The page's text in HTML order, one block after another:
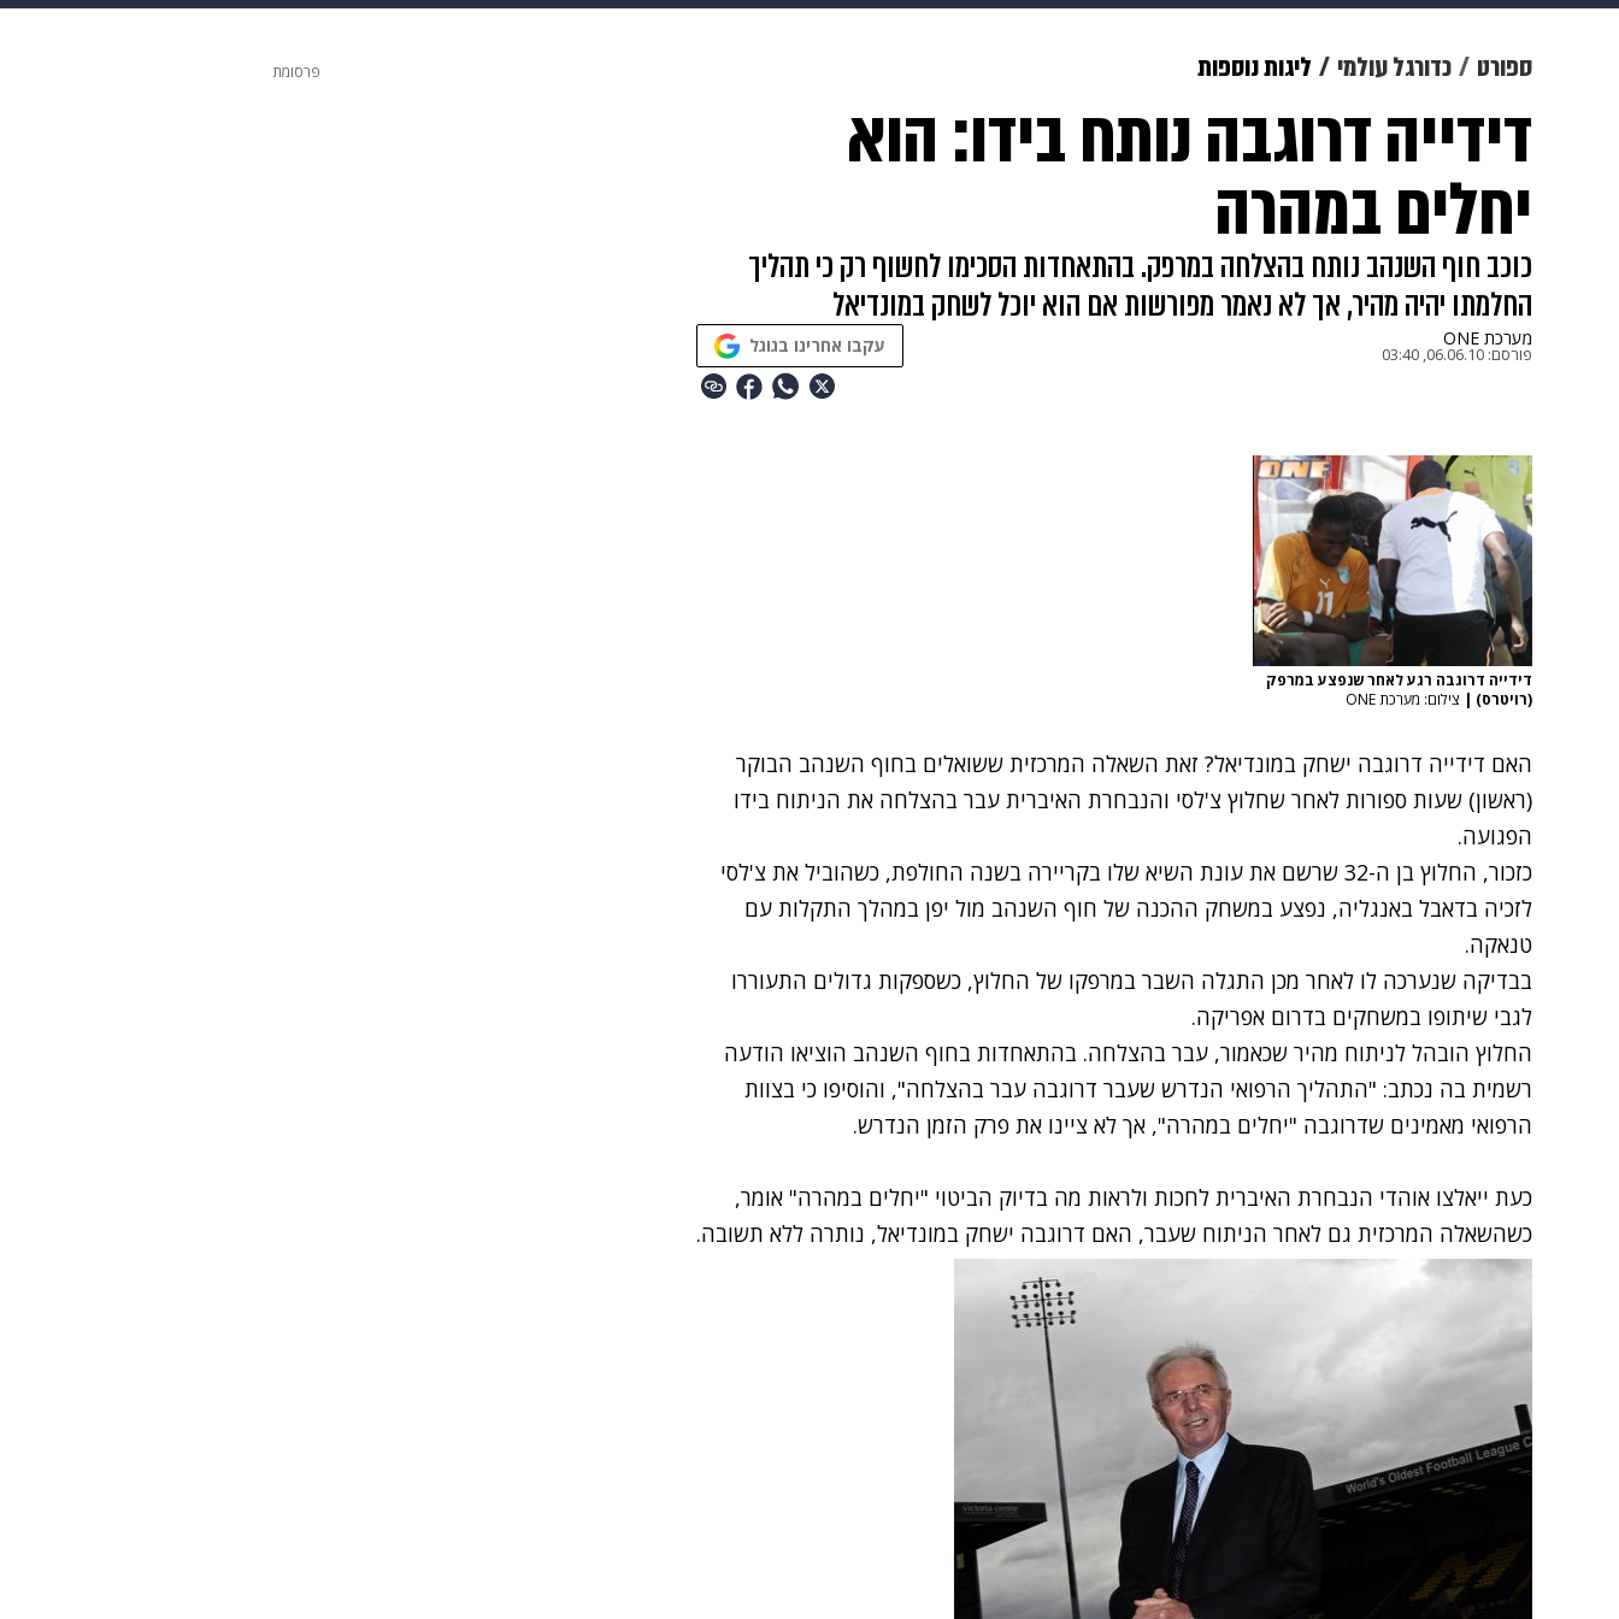
מוזיקה תרבות צבא וביטחון
גאווה משפט תשעה חודשים מתכונים
ספורט כדורגל עולמי ליגות נוספות
דידייה דרוגבה נותח בידו: הוא
יחלים במהרה
כוכב חוף השנהב נותח בהצלחה במרפק. בהתאחדות הסכימו לחשוף רק כי תהליך
החלמתו יהיה מהיר, אך לא נאמר מפורשות אם הוא יוכל לשחק במונדיאל
מערכת ONE
פורסם: 06.06.10, 03:40 עקבו אחרינו בגוגל
דידייה דרוגבה רגע לאחר שנפצע במרפק
(רויטרס) | צילום: מערכת ONE
האם דידייה דרוגבה ישחק במונדיאל? זאת השאלה המרכזית ששואלים בחוף השנהב הבוקר
(ראשון) שעות ספורות לאחר שחלוץ צ'לסי והנבחרת האיברית עבר בהצלחה את הניתוח בידו
הפגועה.
כזכור, החלוץ בן ה-32 שרשם את עונת השיא שלו בקריירה בשנה החולפת, כשהוביל את צ'לסי
לזכיה בדאבל באנגליה, נפצע במשחק ההכנה של חוף השנהב מול יפן במהלך התקלות עם
טנאקה.
בבדיקה שנערכה לו לאחר מכן התגלה השבר במרפקו של החלוץ, כשספקות גדולים התעוררו
לגבי שיתופו במשחקים בדרום אפריקה.
החלוץ הובהל לניתוח מהיר שכאמור, עבר בהצלחה. בהתאחדות בחוף השנהב הוציאו הודעה
רשמית בה נכתב: "התהליך הרפואי הנדרש שעבר דרוגבה עבר בהצלחה", והוסיפו כי בצוות
הרפואי מאמינים שדרוגבה "יחלים במהרה", אך לא ציינו את פרק הזמן הנדרש.
כעת ייאלצו אוהדי הנבחרת האיברית לחכות ולראות מה בדיוק הביטוי "יחלים במהרה" אומר,
כשהשאלה המרכזית גם לאחר הניתוח שעבר, האם דרוגבה ישחק במונדיאל, נותרה ללא תשובה.
פרסומת